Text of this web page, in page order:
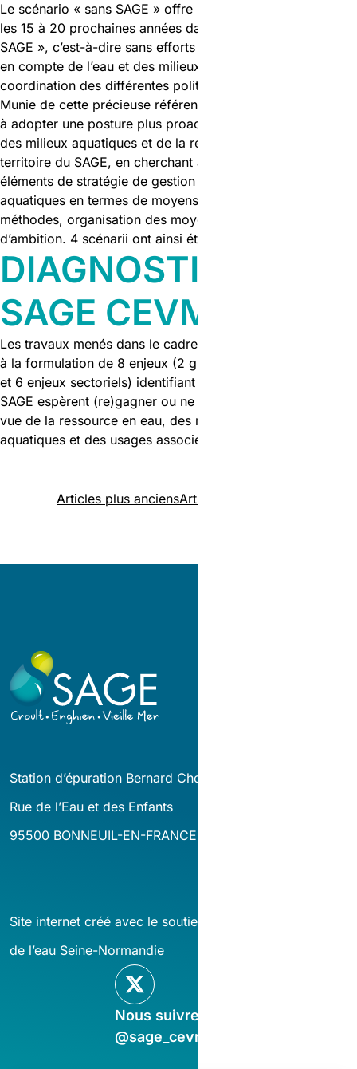
Le scénario « sans SAGE » offre une vision du territoire sur
les 15 à 20 prochaines années dans un contexte « sans
SAGE », c’est-à-dire sans efforts supplémentaires de prise
en compte de l’eau et des milieux aquatiques et sans
coordination des différentes politiques publiques
Munie de cette précieuse référence « sans SAGE », la CLE
à adopter une posture plus proactive vis-à-vis de l’avenir
des milieux aquatiques et de la ressource en eau sur le
territoire du SAGE, en cherchant à identifier différents
éléments de stratégie de gestion de l’eau et des milieux
aquatiques en termes de moyens à engager (outils,
méthodes, organisation des moyens …) et /ou de niveaux
d’ambition. 4 scénarii ont ainsi été proposés.
DIAGNOSTIC DU
SAGE CEVM
Les travaux menés dans le cadre du diagnostic ont abouti
à la formulation de 8 enjeux (2 grands enjeux intégrateurs
et 6 enjeux sectoriels) identifiant de ce que les acteurs du
SAGE espèrent (re)gagner ou ne pas perdre d’un point de
vue de la ressource en eau, des milieux humides et
aquatiques et des usages associés sur ce territoire.
NAVIGATION
DES
Articles plus anciensArticles plus récents
Station d’épuration Bernard Cholin
Rue de l’Eau et des Enfants
95500 BONNEUIL-EN-FRANCE
Site internet créé avec le soutien financier de l’agence
de l’eau Seine-Normandie
Nous suivre sur X
@sage_cevm